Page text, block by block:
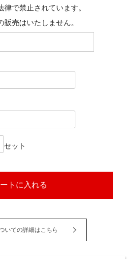
で禁止されています。
売はいたしません。
セット
いての詳細はこちら